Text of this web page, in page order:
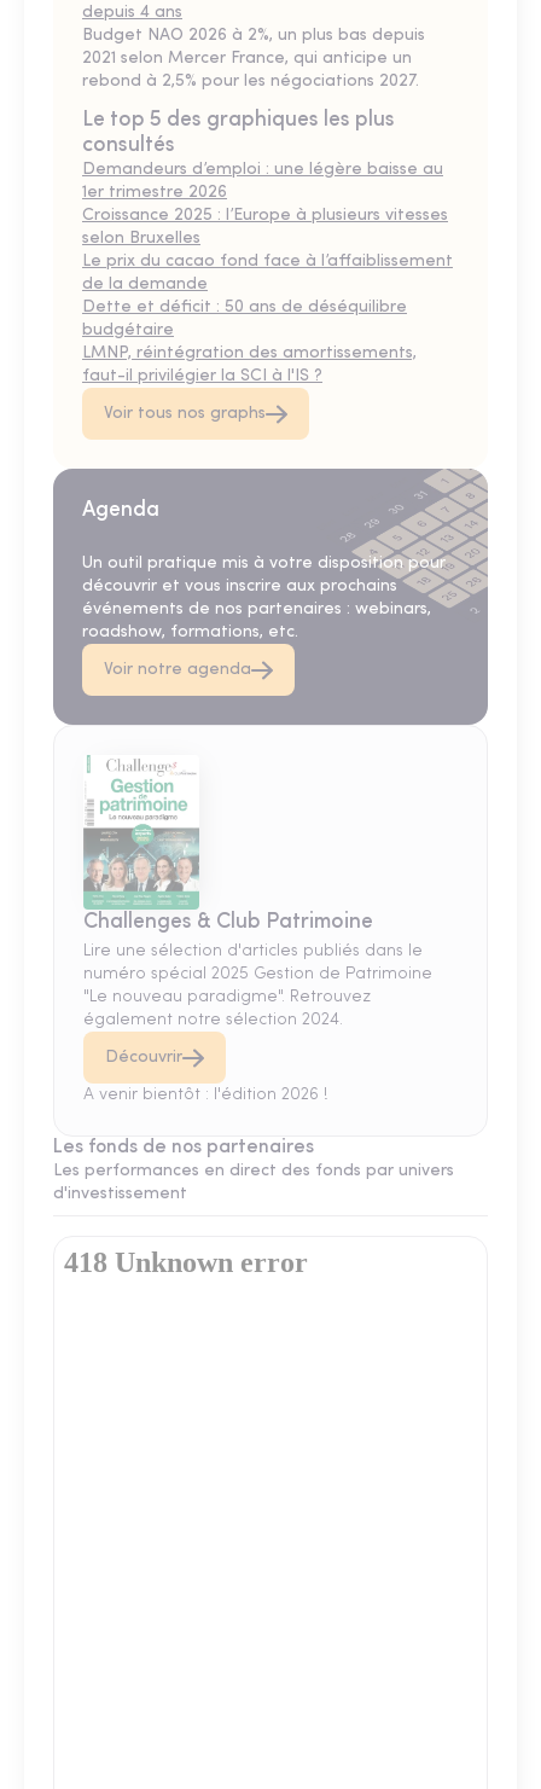
depuis 4 ans
Budget NAO 2026 à 2%, un plus bas depuis
2021 selon Mercer France, qui anticipe un
rebond à 2,5% pour les négociations 2027.
Le top 5 des graphiques les plus
consultés
Demandeurs d’emploi : une légère baisse au
1er trimestre 2026
Croissance 2025 : l’Europe à plusieurs vitesses
selon Bruxelles
Le prix du cacao fond face à l’affaiblissement
de la demande
Dette et déficit : 50 ans de déséquilibre
budgétaire
LMNP, réintégration des amortissements,
faut-il privilégier la SCI à l'IS ?
Voir tous nos graphs
Agenda
Un outil pratique mis à votre disposition pour
découvrir et vous inscrire aux prochains
événements de nos partenaires : webinars,
roadshow, formations, etc.
Voir notre agenda
Challenges & Club Patrimoine
Lire une sélection d'articles publiés dans le
numéro spécial 2025 Gestion de Patrimoine
"Le nouveau paradigme". Retrouvez
également notre sélection 2024.
Découvrir
A venir bientôt : l'édition 2026 !
Les fonds de nos partenaires
Les performances en direct des fonds par univers
d'investissement